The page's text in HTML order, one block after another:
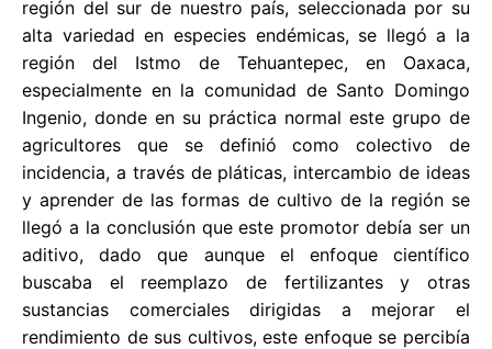
región del sur de nuestro país, seleccionada por su
alta variedad en especies endémicas, se llegó a la
región del Istmo de Tehuantepec, en Oaxaca,
especialmente en la comunidad de Santo Domingo
Ingenio, donde en su práctica normal este grupo de
agricultores que se definió como colectivo de
incidencia, a través de pláticas, intercambio de ideas
y aprender de las formas de cultivo de la región se
llegó a la conclusión que este promotor debía ser un
aditivo, dado que aunque el enfoque científico
buscaba el reemplazo de fertilizantes y otras
sustancias comerciales dirigidas a mejorar el
rendimiento de sus cultivos, este enfoque se percibía